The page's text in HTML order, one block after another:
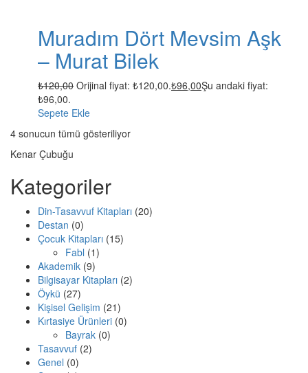
Muradım Dört Mevsim Aşk
– Murat Bilek
₺120,00 Orijinal fiyat: ₺120,00.₺96,00Şu andaki fiyat:
₺96,00.
Sepete Ekle
4 sonucun tümü gösteriliyor
Kenar Çubuğu
Kategoriler
Din-Tasavvuf Kitapları (20)
Destan (0)
Çocuk Kitapları (15)
Fabl (1)
Akademik (9)
Bilgisayar Kitapları (2)
Öykü (27)
Kişisel Gelişim (21)
Kırtasiye Ürünleri (0)
Bayrak (0)
Tasavvuf (2)
Genel (0)